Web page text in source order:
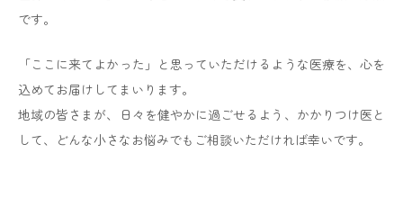
マイナ保険証等の利用を通じて診療情報を取得・
公費負担受給者証については、
確認できませんので、必ず原本をお持ちください。
です。
「ここに来てよかった」と思っていただけるような医療を、心を
込めてお届けしてまいります。
地域の皆さまが、日々を健やかに過ごせるよう、かかりつけ医と
して、どんな小さなお悩みでもご相談いただければ幸いです。